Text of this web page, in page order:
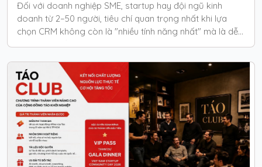
Đối với doanh nghiệp SME, startup hay đội ngũ kinh
doanh từ 2–50 người, tiêu chí quan trọng nhất khi lựa
chọn CRM không còn là "nhiều tính năng nhất" mà là dễ
quan tâm, phù hợp với từng quy mô và nhu cầu khác
nhau.